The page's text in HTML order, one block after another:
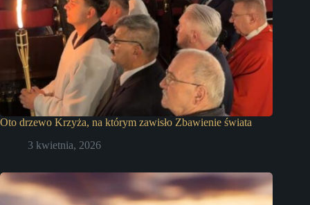
Oto drzewo Krzyża, na którym zawisło Zbawienie świata
3 kwietnia, 2026